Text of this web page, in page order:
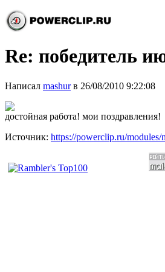
Re: победитель
Написал mashurв 26/08/2010 9:22:08
достойная работа! мои поздравления!
Источник: https://powerclip.ru/